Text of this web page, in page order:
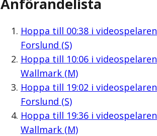
Hoppa till 00:38i videospelaren
Forslund (S)
Hoppa till 10:06i videospelaren
Wallmark (M)
Hoppa till 19:02 i videospelaren
Forslund (S)
Hoppa till 19:36i videospelaren
Wallmark (M)